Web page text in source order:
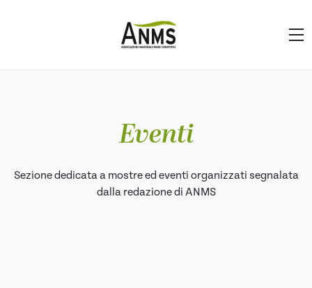
Eventi
Sezione dedicata a mostre ed eventi organizzati segnalata
dalla redazione di ANMS